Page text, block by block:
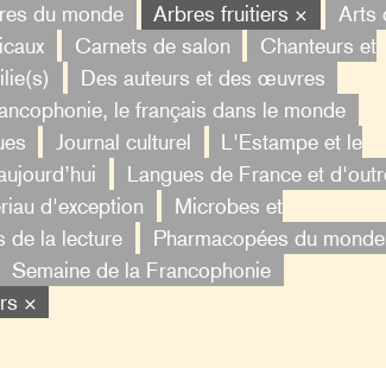
du monde Arbres fruitiers ×
Arts
Carnets de salon
Chanteurs et
Des auteurs et des œuvres
le français dans le monde
Journal culturel
L'Estampe et le
Langues de France et
d'exception
Microbes et
de la lecture
Pharmacopées du monde
Semaine de la Francophonie
×